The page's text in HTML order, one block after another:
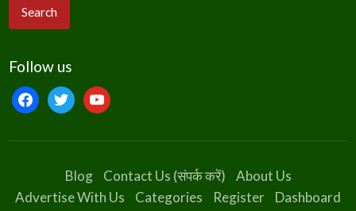
Follow us
facebooktwitteryoutube
Blog Contact Us (संपर्क करें)
About Us
Advertise With Us
Categories Register
Dashboard